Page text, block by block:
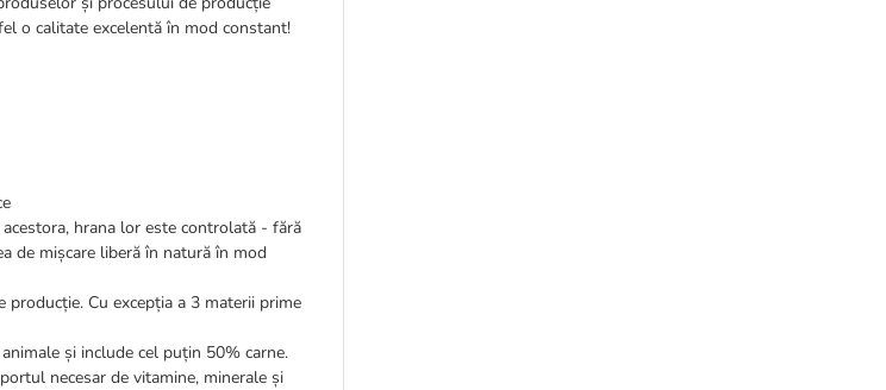
o calitate excelentă în mod constant!
hrana lor este controlată - fără
de mișcare liberă în natură în mod
Cu excepția a 3 materii prime
și include cel puțin 50% carne.
necesar de vitamine, minerale și